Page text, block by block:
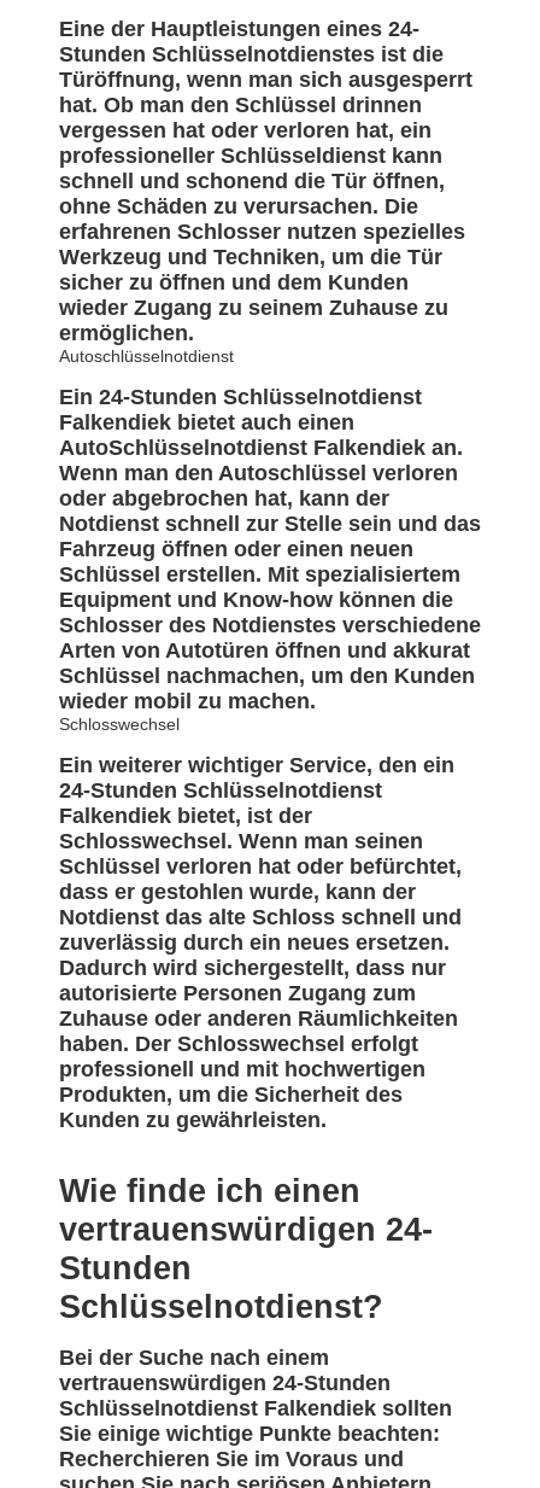
Eine der Hauptleistungen eines 24-
Stunden Schlüsselnotdienstes ist die
Türöffnung, wenn man sich ausgesperrt
hat. Ob man den Schlüssel drinnen
vergessen hat oder verloren hat, ein
professioneller Schlüsseldienst kann
schnell und schonend die Tür öffnen,
ohne Schäden zu verursachen. Die
erfahrenen Schlosser nutzen spezielles
Werkzeug und Techniken, um die Tür
sicher zu öffnen und dem Kunden
wieder Zugang zu seinem Zuhause zu
ermöglichen.
Autoschlüsselnotdienst
Ein 24-Stunden Schlüsselnotdienst
Falkendiek bietet auch einen
AutoSchlüsselnotdienst Falkendiek an.
Wenn man den Autoschlüssel verloren
oder abgebrochen hat, kann der
Notdienst schnell zur Stelle sein und das
Fahrzeug öffnen oder einen neuen
Schlüssel erstellen. Mit spezialisiertem
Equipment und Know-how können die
Schlosser des Notdienstes verschiedene
Arten von Autotüren öffnen und akkurat
Schlüssel nachmachen, um den Kunden
wieder mobil zu machen.
Schlosswechsel
Ein weiterer wichtiger Service, den ein
24-Stunden Schlüsselnotdienst
Falkendiek bietet, ist der
Schlosswechsel. Wenn man seinen
Schlüssel verloren hat oder befürchtet,
dass er gestohlen wurde, kann der
Notdienst das alte Schloss schnell und
zuverlässig durch ein neues ersetzen.
Dadurch wird sichergestellt, dass nur
autorisierte Personen Zugang zum
Zuhause oder anderen Räumlichkeiten
haben. Der Schlosswechsel erfolgt
professionell und mit hochwertigen
Produkten, um die Sicherheit des
Kunden zu gewährleisten.
Wie finde ich einen
vertrauenswürdigen 24-
Stunden
Schlüsselnotdienst?
Bei der Suche nach einem
vertrauenswürdigen 24-Stunden
Schlüsselnotdienst Falkendiek sollten
Sie einige wichtige Punkte beachten:
Recherchieren Sie im Voraus und